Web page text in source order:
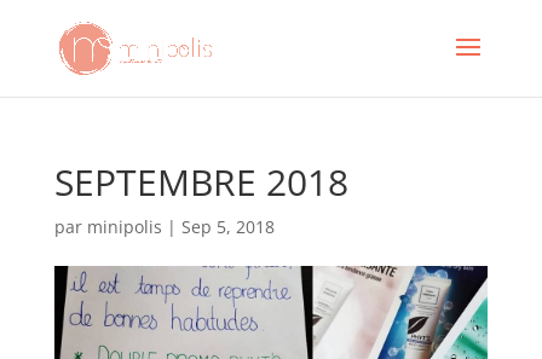
SEPTEMBRE 2018
par minipolis | Sep 5, 2018